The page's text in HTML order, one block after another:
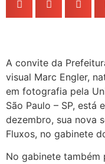
A convite da
visual Marc Engler,
em fotografia pela
São Paulo – SP, está
dezembro, sua nova
Fluxos, no gabinete
No gabinete também